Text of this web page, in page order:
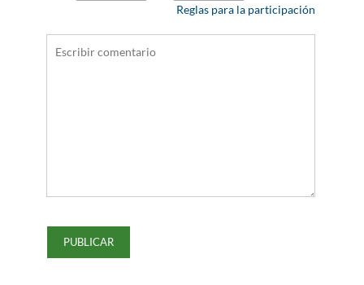
Reglas para la participación